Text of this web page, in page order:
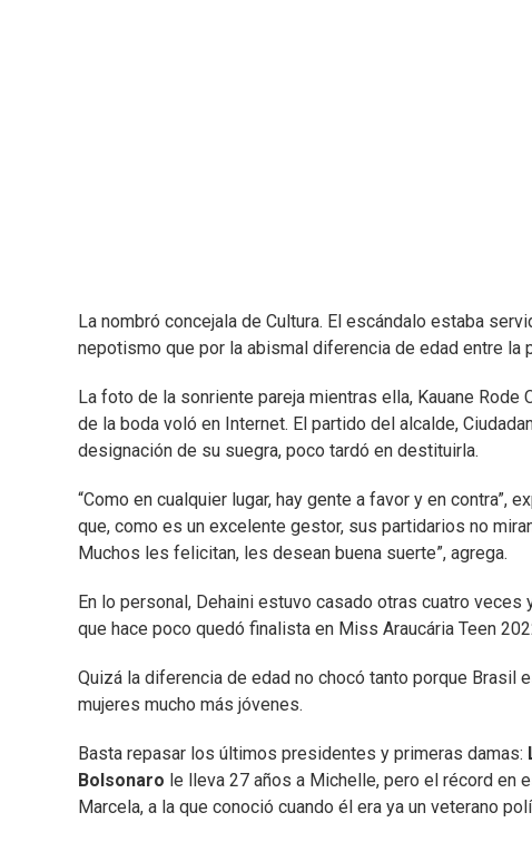
La nombró concejala de Cultura. El escándalo estaba
nepotismo que por la abismal diferencia de edad entre la
La foto de la sonriente pareja mientras ella, Kauane Rode
de la boda voló en Internet. El partido del alcalde,
designación de su suegra, poco tardó en destituirla.
“Como en cualquier lugar, hay gente a favor y en contra”,
que, como es un excelente gestor, sus partidarios no
Muchos les felicitan, les desean buena suerte”, agrega.
En lo personal, Dehaini estuvo casado otras cuatro
que hace poco quedó finalista en Miss Araucária Teen
Quizá la diferencia de edad no chocó tanto porque
mujeres mucho más jóvenes.
Basta repasar los últimos presidentes y primeras damas:
Bolsonaro le lleva 27 años a Michelle, pero el récord en
Marcela, a la que conoció cuando él era ya un veterano